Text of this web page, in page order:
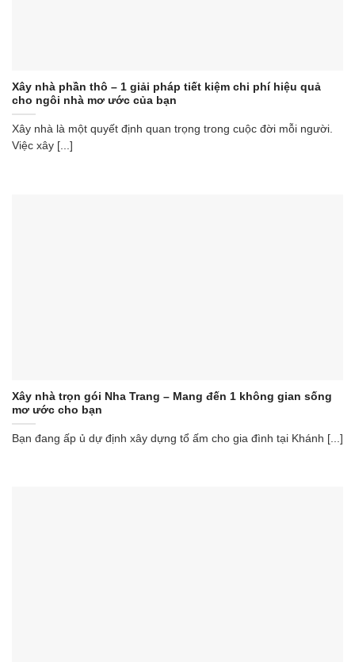
Xây nhà phần thô – 1 giải pháp tiết kiệm chi phí hiệu quả
cho ngôi nhà mơ ước của bạn
Xây nhà là một quyết định quan trọng trong cuộc đời mỗi người.
Việc xây [...]
Xây nhà trọn gói Nha Trang – Mang đến 1 không gian sống
mơ ước cho bạn
Bạn đang ấp ủ dự định xây dựng tổ ấm cho gia đình tại Khánh [...]